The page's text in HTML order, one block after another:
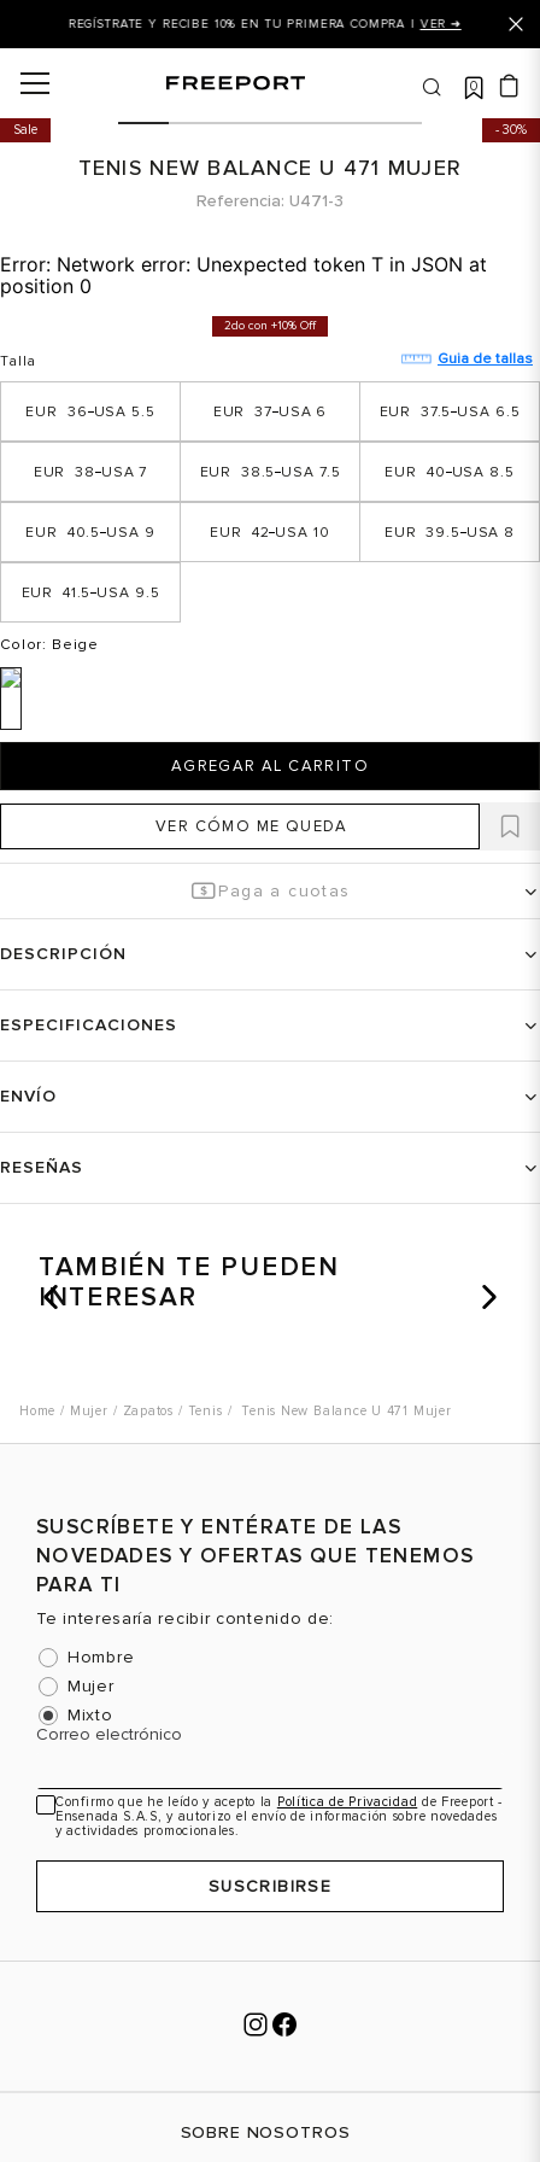
REGÍSTRATE Y RECIBE 10% EN TU PRIMERA COMPRA |VER ➜
0
30%
Sale
TENIS NEW BALANCE U 471 MUJER
Referencia U471-3
Error: Network error: Unexpected token T in JSON at
position 0
2do con +10% Off
Talla Guia de tallas
5.5
36 6
37 6.5
37.5
7
38 7.5
38.5 8.5
40
9
40.5 10
42 8
39.5
9.5
41.5
Color: Beige
AGREGAR AL CARRITO
VER CÓMO ME QUEDA
Paga a cuotas
DESCRIPCIÓN
ESPECIFICACIONES
ENVÍO
RESEÑAS
TAMBIÉN TE PUEDEN
INTERESAR
Mujer Zapatos Tenis Tenis New Balance U 471 Mujer
SUSCRÍBETE Y ENTÉRATE DE LAS
NOVEDADES Y OFERTAS QUE TENEMOS
PARA TI
Te interesaría recibir contenido de:
Hombre
Mujer
Mixto
Correo electrónico
Confirmo que he leído y acepto la Política de Privacidad de Freeport -
Ensenada S.A.S, y autorizo el envío de información sobre novedades
y actividades promocionales.
SUSCRIBIRSE
SOBRE NOSOTROS
balance
balance 327
tommy hilfiger
balance 574
mujer